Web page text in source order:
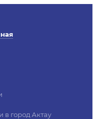
в город Актау